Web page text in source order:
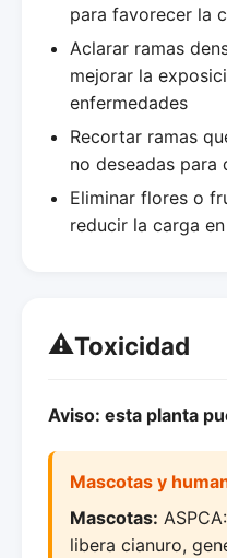
para favorecer la
Aclarar ramas
mejorar la
enfermedades
Recortar ramas
no deseadas para
Eliminar flores o
reducir la carga
⚠️Toxicidad
Aviso: esta planta
Mascotas y
Mascotas:
libera cianuro,